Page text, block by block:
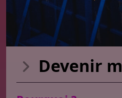
Devenir